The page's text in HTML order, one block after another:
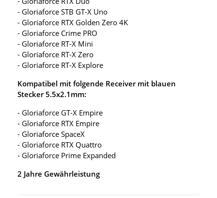
- Gloriaforce STB GT-X Uno
- Gloriaforce RTX Golden Zero 4K
- Gloriaforce Crime PRO
- Gloriaforce RT-X Mini
- Gloriaforce RT-X Zero
- Gloriaforce RT-X Explore
Kompatibel mit folgende Receiver mit blauen
Stecker 5.5x2.1mm:
- Gloriaforce GT-X Empire
- Gloriaforce RTX Empire
- Gloriaforce SpaceX
- Gloriaforce RTX Quattro
- Gloriaforce Prime Expanded
2 Jahre Gewährleistung